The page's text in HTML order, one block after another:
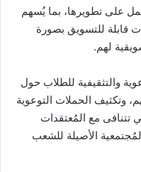
على تطويرها، بما يُسهم
قابلة للتسويق بصورة
لهم.
والتثقيفية للطلاب حول
وتكثيف الحملات التوعوية
تتنافى مع المُعتقدات
الأصيلة للشعب